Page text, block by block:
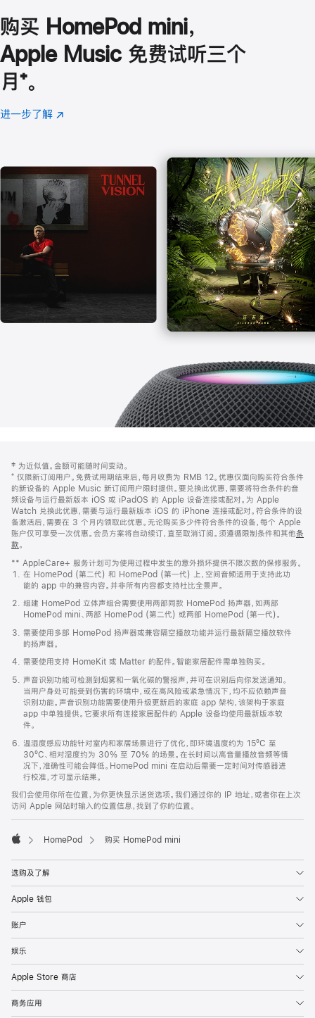
购买 HomePod mini，
Apple Music 免费试听三个
月 脚
注
⁺。
进一步了解 Apple
(在
口
中
打
开)
页
页
脚
注
‡ 为近似值。金额可能随时间变动。
⁺ 仅限新订阅用户。免费试用期结束后，每月收费为 RMB 12。优惠仅面向购买符合条件
的新设备的 Apple Music 新订阅用户限时提供。要兑换此优惠，需要将符合条件的音
频设备与运行最新版本 iOS 或 iPadOS 的 Apple 设备连接或配对。为 Apple
Watch 兑换此优惠，需要与运行最新版本 iOS 的 iPhone 连接或配对。符合条件的设
备激活后，需要在 3 个月内领取此优惠。无论购买多少件符合条件的设备，每个 Apple
账户仅可享受一次优惠。会员方案将自动续订，直至取消订阅。须遵循限制条件和其他条
款。
窗
口
中
打
开)
** AppleCare+ 服务计划可为使用过程中发生的意外损坏提供不限次数的保修服务。
在 HomePod (第二代) 和 HomePod (第一代) 上，空间音频适用于支持此功
能的 app 中的兼容内容。并非所有内容都支持杜比全景声。
组建 HomePod 立体声组合需要使用两部同款 HomePod 扬声器，如两部
HomePod mini、两部 HomePod (第二代) 或两部 HomePod (第一代)。
需要使用多部 HomePod 扬声器或兼容隔空播放功能并运行最新隔空播放软件
的扬声器。
需要使用支持 HomeKit 或 Matter 的配件。智能家居配件需单独购买。
声音识别功能可检测到烟雾和一氧化碳的警报声，并可在识别后向你发送通知。
当用户身处可能受到伤害的环境中，或在高风险或紧急情况下，均不应依赖声音
识别功能。声音识别功能需要使用升级更新后的家庭 app 架构，该架构于家庭
app 中单独提供。它要求所有连接家居配件的 Apple 设备均使用最新版本软
件。
温湿度感应功能针对室内和家居场景进行了优化，即环境温度约为 15ºC 至
30ºC、相对湿度约为 30% 至 70% 的场景。在长时间以高音量播放音频等情
况下，准确性可能会降低。HomePod mini 在启动后需要一定时间对传感器进
行校准，才可显示结果。
我们会使用你所在位置，为你更快显示送货选项。我们通过你的 IP 地址，或者你在上次
访问 Apple 网站时输入的位置信息，找到了你的位置。
HomePod 购买 HomePod mini
选购及了解
Apple 钱包
账户
娱乐
Apple Store 商店
商务应用